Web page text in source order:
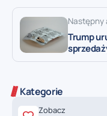
Następny
Trump
Kategorie
Zobacz